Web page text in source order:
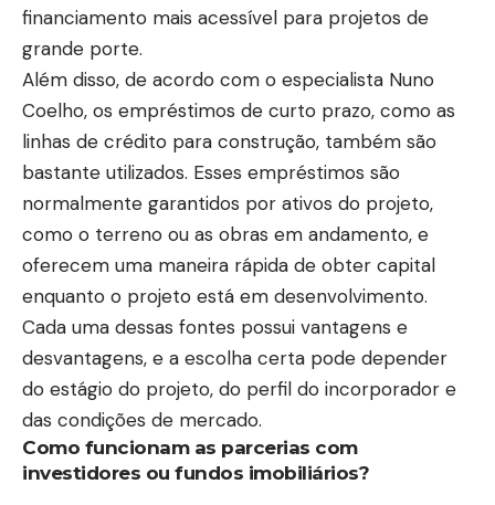
financiamento mais acessível para projetos de
grande porte.
Além disso, de acordo com o especialista Nuno
Coelho, os empréstimos de curto prazo, como as
linhas de crédito para construção, também são
bastante utilizados. Esses empréstimos são
normalmente garantidos por ativos do projeto,
como o terreno ou as obras em andamento, e
oferecem uma maneira rápida de obter capital
enquanto o projeto está em desenvolvimento.
Cada uma dessas fontes possui vantagens e
desvantagens, e a escolha certa pode depender
do estágio do projeto, do perfil do incorporador e
das condições de mercado.
Como funcionam as parcerias com
investidores ou fundos imobiliários?